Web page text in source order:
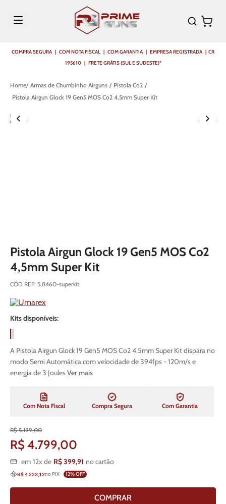
COMPRA SEGURA | COM NOTA FISCAL | COM GARANTIA | EMPRESA REGISTRADA | CR
195610 | FRETE GRÁTIS (SUL E SUDESTE)*
Armas de Chumbinho Airguns
Pistola Co2
Pistola Airgun Glock 19 Gen5 MOS Co2 4,5mm Super Kit
Pistola Airgun Glock 19 Gen5 MOS Co2
4,5mm Super Kit
CÓD REF: 5.8460-superkit
Kits disponíveis:
A Pistola Airgun Glock 19 Gen5 MOS Co2 4,5mm Super Kit dispara no
modo Semi Automática com velocidade de 394fps - 120m/s e
energia de 3 JoulesVer mais
Com Nota Fiscal Compra Segura Com Garantia
R$ 5.199,00
R$4.799,00
em 12x de R$399,91 no cartão
R$ 4.223,12no PIX 12% OFF
COMPRAR